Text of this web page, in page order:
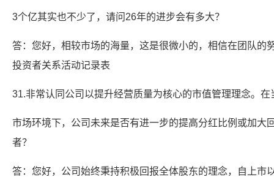
3个亿其实也不少了，请问26年的进步会有多大？
答：您好，相较市场的海量，这是很微小的，相信在团队的
投资者关系活动记录表
31.非常认同公司以提升经营质量为核心的市值管理理念。在
市场环境下，公司未来是否有进一步的提高分红比例或加大
者？
答：您好，公司始终秉持积极回报全体股东的理念，自上市